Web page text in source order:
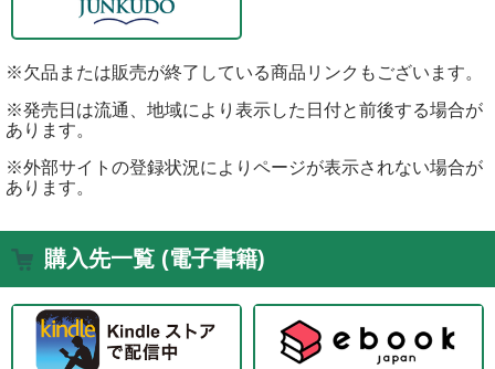
※欠品または販売が終了している商品リンクもございます。
※発売日は流通、地域により表示した日付と前後する場合が
あります。
※外部サイトの登録状況によりページが表示されない場合が
あります。
購入先一覧 (電子書籍)